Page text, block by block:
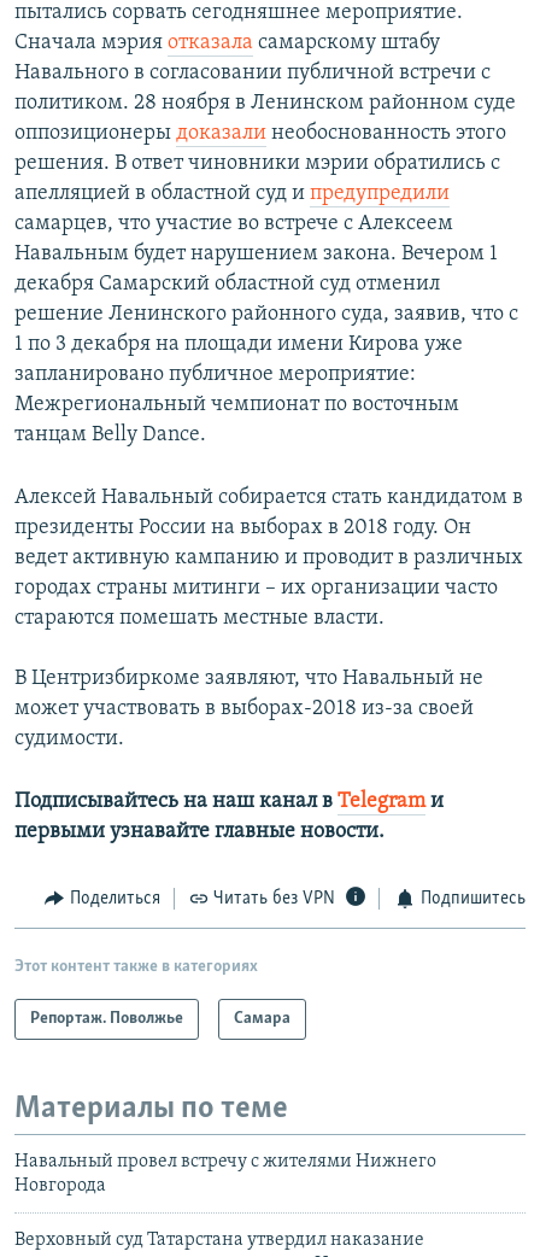
пытались сорвать сегодняшнее мероприятие.
Сначала мэрия отказала самарскому штабу
Навального в согласовании публичной встречи с
политиком. 28 ноября в Ленинском районном суде
оппозиционеры доказали необоснованность этого
решения. В ответ чиновники мэрии обратились с
апелляцией в областной суд и предупредили
самарцев, что участие во встрече с Алексеем
Навальным будет нарушением закона. Вечером 1
декабря Самарский областной суд отменил
решение Ленинского районного суда, заявив, что с
1 по 3 декабря на площади имени Кирова уже
запланировано публичное мероприятие:
Межрегиональный чемпионат по восточным
танцам Belly Dance.
Алексей Навальный собирается стать кандидатом в
президенты России на выборах в 2018 году. Он
ведет активную кампанию и проводит в различных
городах страны митинги – их организации часто
стараются помешать местные власти.
В Центризбиркоме заявляют, что Навальный не
может участвовать в выборах-2018 из-за своей
судимости.
Подписывайтесь на наш канал в Telegramи
первыми узнавайте главные новости.
Поделиться Читать без VPN Подпишитесь
Этот контент также в категориях
Репортаж. Поволжье Самара
Материалы по теме
Навальный провел встречу с жителями Нижнего
Новгорода
Верховный суд Татарстана утвердил наказание